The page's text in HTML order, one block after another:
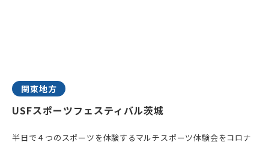
関東地方
USFスポーツフェスティバル茨城
半日で４つのスポーツを体験するマルチスポーツ体験会をコロナ